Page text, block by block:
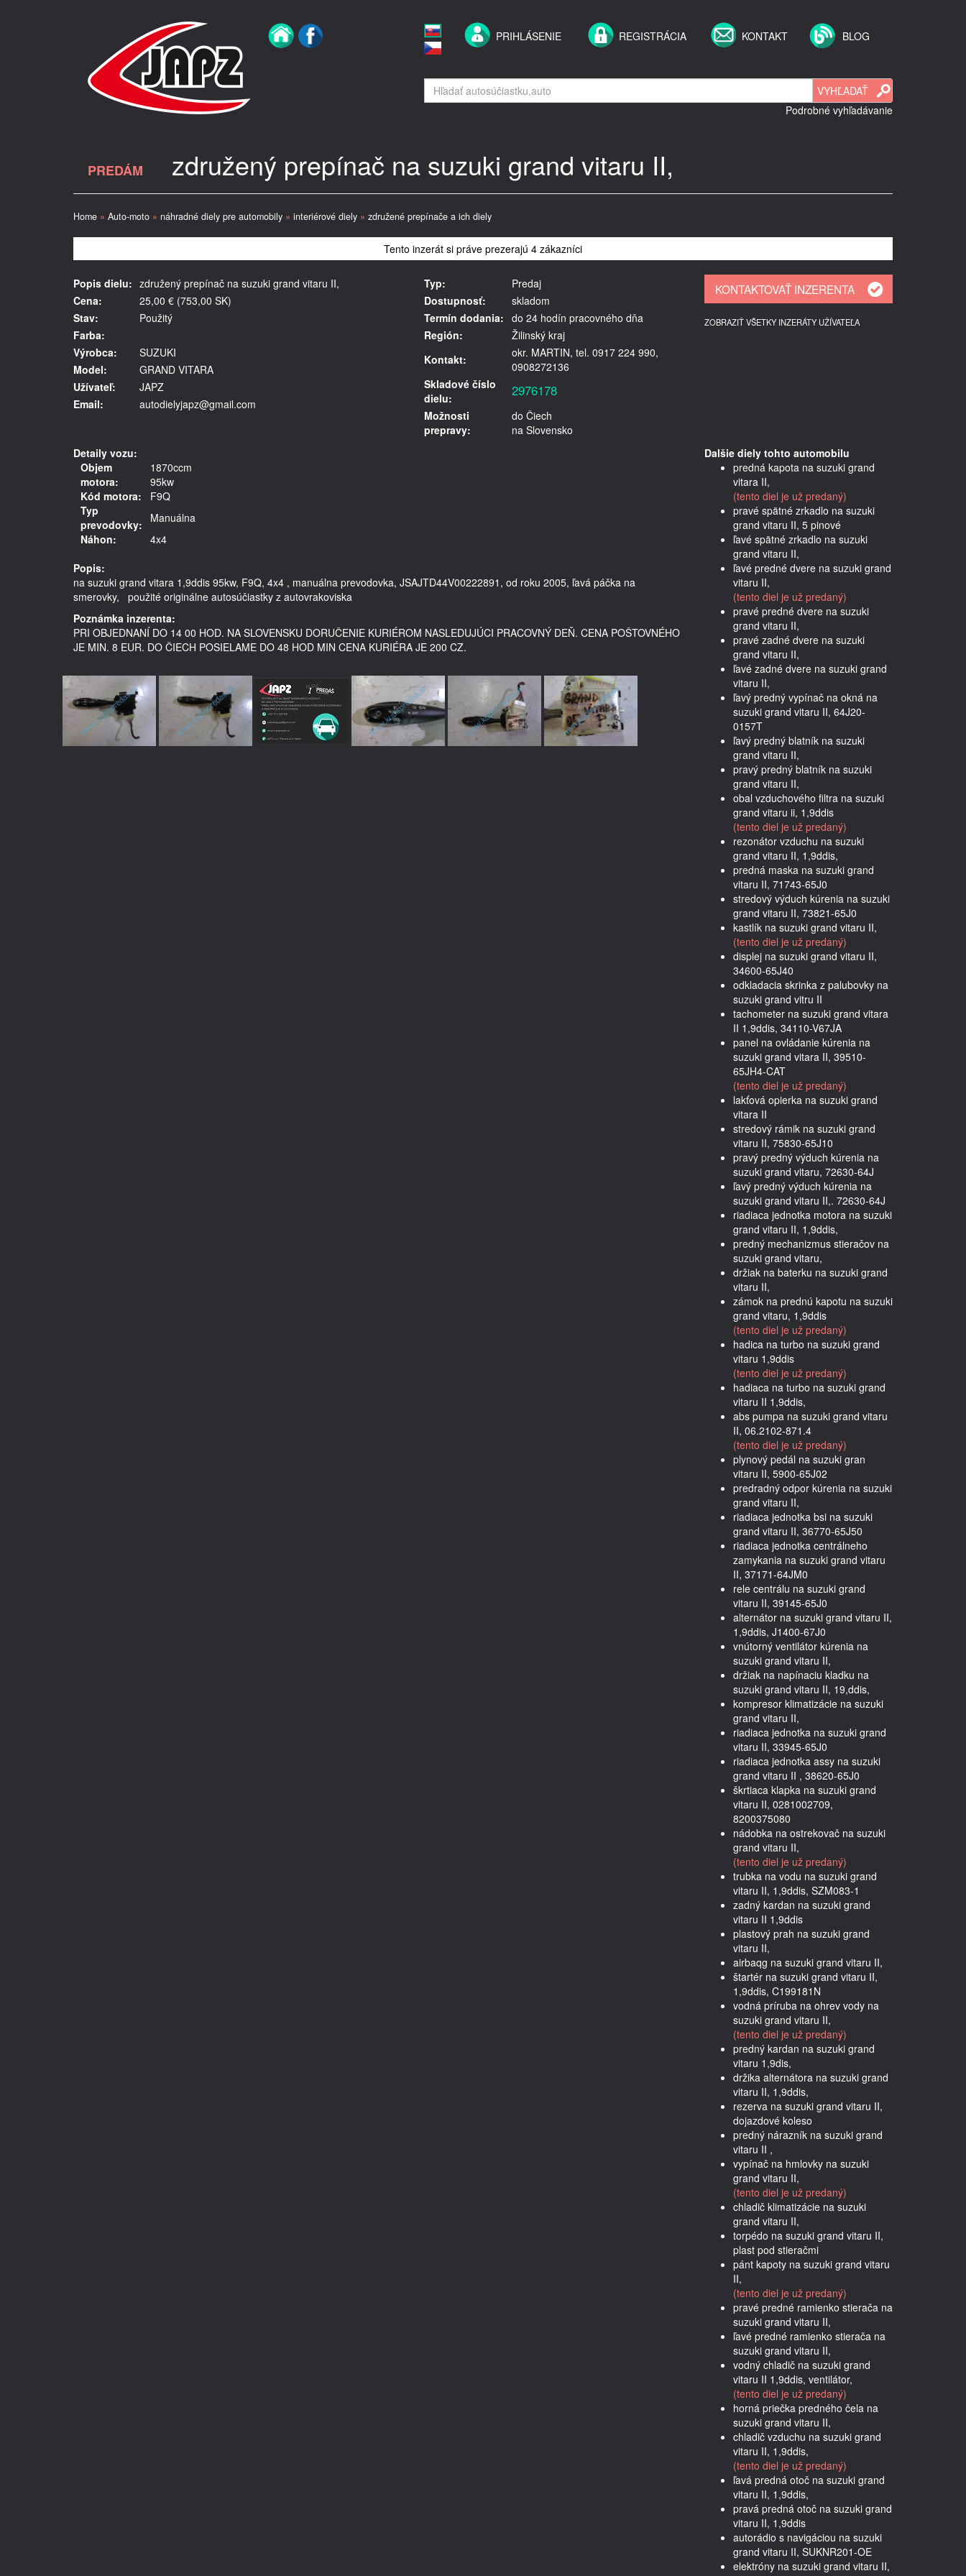
PRIHLÁSENIE REGISTRÁCIA KONTAKT BLOG
Podrobné vyhľadávanie
PREDÁM združený prepínač na suzuki grand vitaru II,
Home » Auto-moto » náhradné diely pre automobily » interiérové diely » združené prepínače a ich diely
Tento inzerát si práve prezerajú 4 zákazníci
Popis dielu: združený prepínač na suzuki grand vitaru II,
Cena:
25,00 € (753,00 SK)
Stav:
Použitý
Farba:
Výrobca:
SUZUKI
Model:
GRAND VITARA
Užívateľ:
JAPZ
Email:
autodielyjapz@gmail.com
Typ:
Predaj
Dostupnosť:
skladom
Termín dodania: do 24 hodín pracovného dňa
Región:
Žilinský kraj
Kontakt:
okr. MARTIN, tel. 0917 224 990,
0908272136
Skladové číslo
dielu:
2976178
Možnosti
prepravy:
do Čiech
na Slovensko
ZOBRAZIŤ VŠETKY INZERÁTY UŽÍVATEĽA
Detaily vozu:
Objem
motora:
1870ccm
95kw
Kód motora:
F9Q
Typ
prevodovky:
Manuálna
Náhon:
4x4
Popis:
na suzuki grand vitara 1,9ddis 95kw, F9Q, 4x4 , manuálna prevodovka, JSAJTD44V00222891, od roku 2005, ľavá páčka na
Poznámka inzerenta:
PRI OBJEDNANÍ DO 14 00 HOD. NA SLOVENSKU DORUČENIE KURIÉROM NASLEDUJÚCI PRACOVNÝ DEŇ. CENA POŠTOVNÉHO
JE MIN. 8 EUR. DO ČIECH POSIELAME DO 48 HOD MIN CENA KURIÉRA JE 200 CZ.
Dalšie diely tohto automobilu
predná kapota na suzuki grand
vitara II,
(tento diel je už predaný)
pravé spätné zrkadlo na suzuki
grand vitaru II, 5 pinové
ľavé spätné zrkadlo na suzuki
grand vitaru II,
ľavé predné dvere na suzuki grand
vitaru II,
(tento diel je už predaný)
pravé predné dvere na suzuki
grand vitaru II,
pravé zadné dvere na suzuki
grand vitaru II,
ľavé zadné dvere na suzuki grand
vitaru II,
ľavý predný vypínač na okná na
suzuki grand vitaru II, 64J20-
0157T
ľavý predný blatník na suzuki
grand vitaru II,
pravý predný blatník na suzuki
grand vitaru II,
obal vzduchového filtra na suzuki
grand vitaru ii, 1,9ddis
(tento diel je už predaný)
rezonátor vzduchu na suzuki
grand vitaru II, 1,9ddis,
predná maska na suzuki grand
vitaru II, 71743-65J0
stredový výduch kúrenia na suzuki
grand vitaru II, 73821-65J0
kastlík na suzuki grand vitaru II,
(tento diel je už predaný)
displej na suzuki grand vitaru II,
34600-65J40
odkladacia skrinka z palubovky na
suzuki grand vitru II
tachometer na suzuki grand vitara
II 1,9ddis, 34110-V67JA
panel na ovládanie kúrenia na
suzuki grand vitara II, 39510-
65JH4-CAT
(tento diel je už predaný)
lakťová opierka na suzuki grand
vitara II
stredový rámik na suzuki grand
vitaru II, 75830-65J10
pravý predný výduch kúrenia na
suzuki grand vitaru, 72630-64J
ľavý predný výduch kúrenia na
suzuki grand vitaru II,. 72630-64J
riadiaca jednotka motora na suzuki
grand vitaru II, 1,9ddis,
predný mechanizmus stieračov na
suzuki grand vitaru,
držiak na baterku na suzuki grand
vitaru II,
zámok na prednú kapotu na suzuki
grand vitaru, 1,9ddis
(tento diel je už predaný)
hadica na turbo na suzuki grand
vitaru 1,9ddis
(tento diel je už predaný)
hadiaca na turbo na suzuki grand
vitaru II 1,9ddis,
abs pumpa na suzuki grand vitaru
II, 06.2102-871.4
(tento diel je už predaný)
plynový pedál na suzuki gran
vitaru II, 5900-65J02
predradný odpor kúrenia na suzuki
grand vitaru II,
riadiaca jednotka bsi na suzuki
grand vitaru II, 36770-65J50
riadiaca jednotka centrálneho
zamykania na suzuki grand vitaru
II, 37171-64JM0
rele centrálu na suzuki grand
vitaru II, 39145-65J0
alternátor na suzuki grand vitaru II,
1,9ddis, J1400-67J0
vnútorný ventilátor kúrenia na
suzuki grand vitaru II,
držiak na napínaciu kladku na
suzuki grand vitaru II, 19,ddis,
kompresor klimatizácie na suzuki
grand vitaru II,
riadiaca jednotka na suzuki grand
vitaru II, 33945-65J0
riadiaca jednotka assy na suzuki
grand vitaru II , 38620-65J0
škrtiaca klapka na suzuki grand
vitaru II, 0281002709,
8200375080
nádobka na ostrekovač na suzuki
grand vitaru II,
(tento diel je už predaný)
trubka na vodu na suzuki grand
vitaru II, 1,9ddis, SZM083-1
zadný kardan na suzuki grand
vitaru II 1,9ddis
plastový prah na suzuki grand
vitaru II,
airbaqg na suzuki grand vitaru II,
štartér na suzuki grand vitaru II,
1,9ddis, C199181N
vodná príruba na ohrev vody na
suzuki grand vitaru II,
(tento diel je už predaný)
predný kardan na suzuki grand
vitaru 1,9dis,
držika alternátora na suzuki grand
vitaru II, 1,9ddis,
rezerva na suzuki grand vitaru II,
dojazdové koleso
predný nárazník na suzuki grand
vitaru II ,
vypínač na hmlovky na suzuki
grand vitaru II,
(tento diel je už predaný)
chladič klimatizácie na suzuki
grand vitaru II,
torpédo na suzuki grand vitaru II,
plast pod stieračmi
pánt kapoty na suzuki grand vitaru
II,
(tento diel je už predaný)
pravé predné ramienko stierača na
suzuki grand vitaru II,
ľavé predné ramienko stierača na
suzuki grand vitaru II,
vodný chladič na suzuki grand
vitaru II 1,9ddis, ventilátor,
(tento diel je už predaný)
horná priečka predného čela na
suzuki grand vitaru II,
chladič vzduchu na suzuki grand
vitaru II, 1,9ddis,
(tento diel je už predaný)
ľavá predná otoč na suzuki grand
vitaru II, 1,9ddis,
pravá predná otoč na suzuki grand
vitaru II, 1,9ddis
autorádio s navigáciou na suzuki
grand vitaru II, SUKNR201-OE
elektróny na suzuki grand vitaru II,